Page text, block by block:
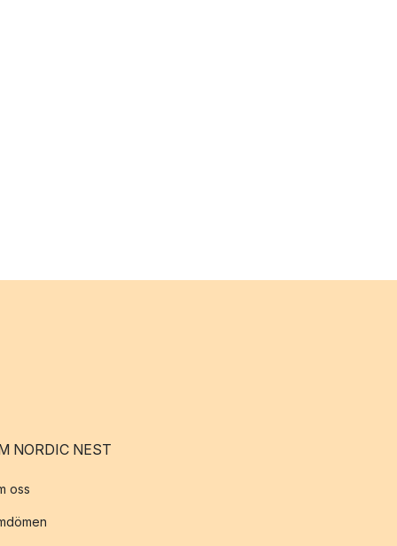
NORDIC NEST
oss